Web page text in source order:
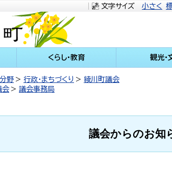
文字サイズ 小さく
川町
くらし・教育 観光・
分野 行政・まちづくり
綾川町議会
会 議会事務局
議会からのお知